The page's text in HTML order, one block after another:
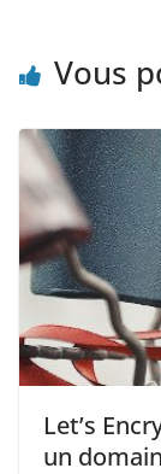
Vous
Let’s
un